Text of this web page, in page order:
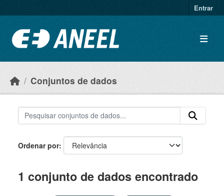
Entrar
Conjuntos de dados
Ordenar por
1 conjunto de dados encontrado